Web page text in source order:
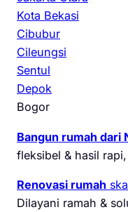
Kota Bekasi
Cibubur
Cileungsi
Sentul
Depok
Bogor
Bangun rumah dari
fleksibel & hasil
Renovasi rumah
Dilayani ramah &